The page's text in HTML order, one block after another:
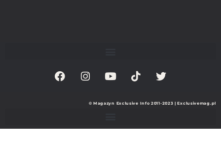
© Magazyn Exclusive Info 2011-2023 | Exclusivemag.pl